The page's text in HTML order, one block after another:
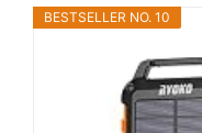
BESTSELLER NO. 10